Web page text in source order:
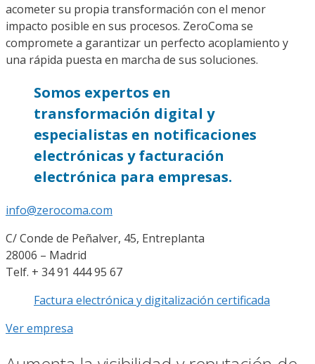
acometer su propia transformación con el menor
impacto posible en sus procesos. ZeroComa se
compromete a garantizar un perfecto acoplamiento y
una rápida puesta en marcha de sus soluciones.
Somos expertos en
transformación digital y
especialistas en notificaciones
electrónicas y facturación
electrónica para empresas.
info@zerocoma.com
C/ Conde de Peñalver, 45, Entreplanta
28006 – Madrid
Telf. + 34 91 444 95 67
Factura electrónica y digitalización certificada
Ver empresa